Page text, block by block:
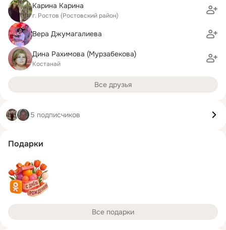
Карина Карина
г. Ростов (Ростовский район)
Вера Джумагалиева
Дина Рахимова (Мурзабекова)
Костанай
Все друзья
5 подписчиков
Подарки
Все подарки